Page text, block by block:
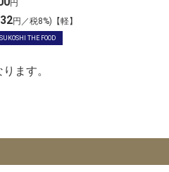
円
円／税8%)【軽】
THE FOOD
ます。